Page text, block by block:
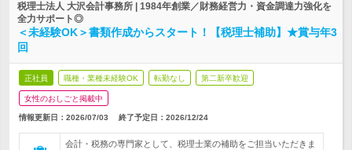
税理士法人 大沢会計事務所 | 1984年創業／財務経営力・資金調達力強化を
全力サポート◎
＜未経験OK＞書類作成からスタート！【税理士補助】★賞与年3
回
正社員 職種・業種未経験OK 転勤なし 第二新卒歓迎
女性のおしごと掲載中
情報更新日：2026/07/03 終了予定日： 2026/12/24
会計・税務の専門家として、税理士業の補助をご担当いただきま